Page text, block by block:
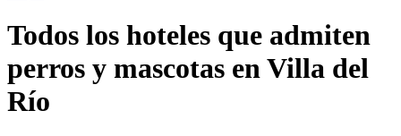
Todos los hoteles que admiten
perros y mascotas en Villa del
Río